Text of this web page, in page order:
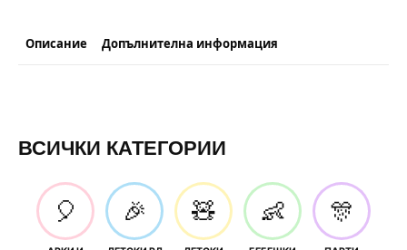
Описание Допълнителна информация
ВСИЧКИ КАТЕГОРИИ
🎈 🎉 🧸 👶 🎊